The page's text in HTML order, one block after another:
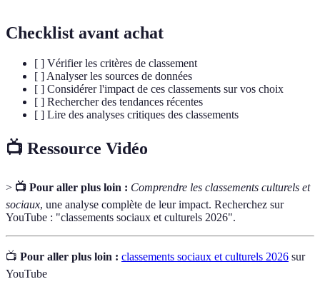
Checklist avant achat
[ ] Vérifier les critères de classement
[ ] Analyser les sources de données
[ ] Considérer l'impact de ces classements sur vos choix
[ ] Rechercher des tendances récentes
[ ] Lire des analyses critiques des classements
📺 Ressource Vidéo
> 📺 Pour aller plus loin : Comprendre les classements culturels et
sociaux, une analyse complète de leur impact. Recherchez sur
YouTube : "classements sociaux et culturels 2026".
📺 Pour aller plus loin : classements sociaux et culturels 2026 sur
YouTube